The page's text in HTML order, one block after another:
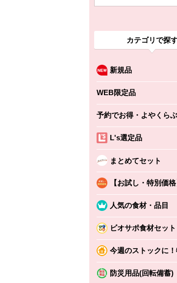
カテゴリで探
新規品
WEB限定品
予約でお得・よやくらぶ
L's選定品
まとめてセット
【お試し・特別価格
人気の食材・品目
ビオサポ食材セット
今週のストックに
防災用品(回転備蓄)